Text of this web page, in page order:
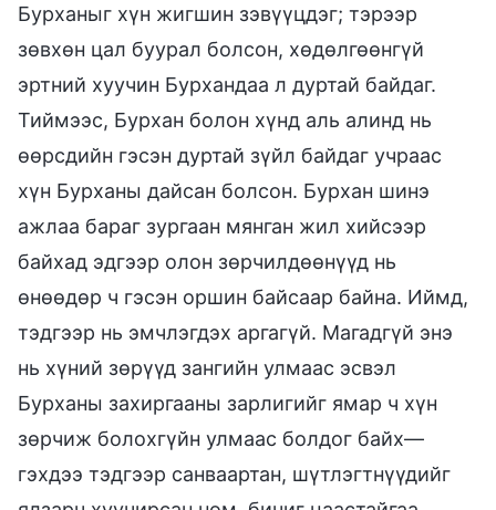
Бурханыг хүн жигшин зэвүүцдэг; тэрээр
зөвхөн цал буурал болсон, хөдөлгөөнгүй
эртний хуучин Бурхандаа л дуртай байдаг.
Тиймээс, Бурхан болон хүнд аль алинд нь
өөрсдийн гэсэн дуртай зүйл байдаг учраас
хүн Бурханы дайсан болсон. Бурхан шинэ
ажлаа бараг зургаан мянган жил хийсээр
байхад эдгээр олон зөрчилдөөнүүд нь
өнөөдөр ч гэсэн оршин байсаар байна. Иймд,
тэдгээр нь эмчлэгдэх аргагүй. Магадгүй энэ
нь хүний зөрүүд зангийн улмаас эсвэл
Бурханы захиргааны зарлигийг ямар ч хүн
зөрчиж болохгүйн улмаас болдог байх—
гэхдээ тэдгээр санваартан, шүтлэгтнүүдийг